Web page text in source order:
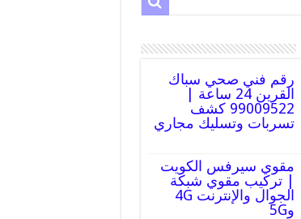
رقم فني صحي سباك
القرين 24 ساعة |
99009522 كشف
تسربات وتسليك مجاري
مقوي سيرفس الكويت
| تركيب مقوي شبكة
الجوال والإنترنت 4G
و5G